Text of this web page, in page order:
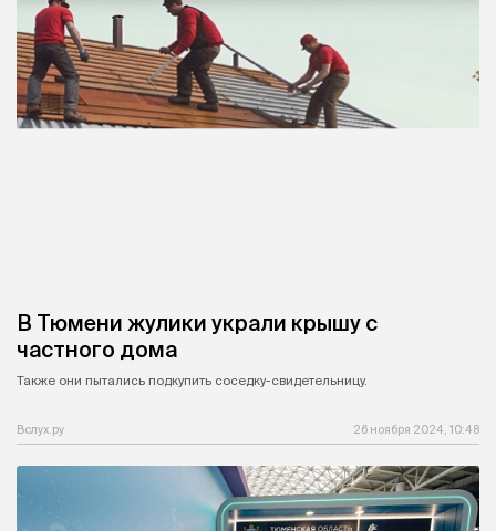
В Тюмени жулики украли крышу с
частного дома
Также они пытались подкупить соседку-свидетельницу.
Вслух.ру 26 ноября 2024, 10:48